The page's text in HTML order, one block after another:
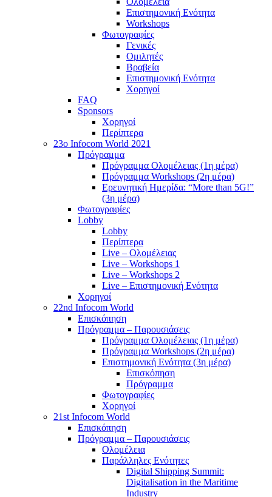
Επιστημονική Ενότητα
Workshops
Φωτογραφίες
Γενικές
Ομιλητές
Βραβεία
Επιστημονική Ενότητα
Χορηγοί
FAQ
Sponsors
Χορηγοί
Περίπτερα
23o Infocom World 2021
Πρόγραμμα
Πρόγραμμα Ολομέλειας (1η μέρα)
Πρόγραμμα Workshops (2η μέρα)
Ερευνητική Ημερίδα: “More than 5G!”
(3η μέρα)
Φωτογραφίες
Lobby
Lobby
Περίπτερα
Live – Ολομέλειας
Live – Workshops 1
Live – Workshops 2
Live – Επιστημονική Ενότητα
Χορηγοί
22nd Infocom World
Επισκόπηση
Πρόγραμμα – Παρουσιάσεις
Πρόγραμμα Ολομέλειας (1η μέρα)
Πρόγραμμα Workshops (2η μέρα)
Επιστημονική Ενότητα (3η μέρα)
Επισκόπηση
Πρόγραμμα
Φωτογραφίες
Χορηγοί
21st Infocom World
Επισκόπηση
Πρόγραμμα – Παρουσιάσεις
Ολομέλεια
Παράλληλες Ενότητες
Digital Shipping Summit:
Digitalisation in the Maritime
Industry